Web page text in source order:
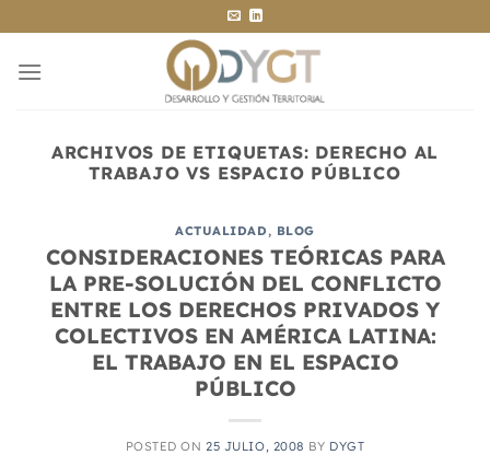
al
contenido
ARCHIVOS DE ETIQUETAS: DERECHO AL
TRABAJO VS ESPACIO PÚBLICO
ACTUALIDAD, BLOG
CONSIDERACIONES TEÓRICAS PARA
LA PRE-SOLUCIÓN DEL CONFLICTO
ENTRE LOS DERECHOS PRIVADOS Y
COLECTIVOS EN AMÉRICA LATINA:
EL TRABAJO EN EL ESPACIO
PÚBLICO
POSTED ON25 JULIO, 2008 BY DYGT